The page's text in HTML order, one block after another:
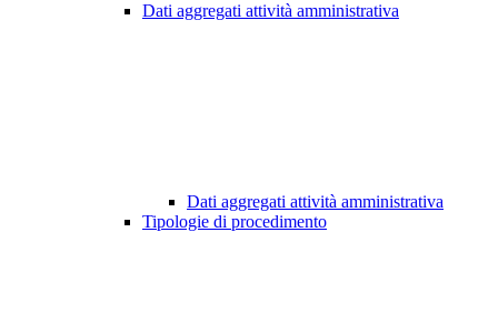
Dati aggregati attività amministrativa
Dati aggregati attività amministrativa
Tipologie di procedimento